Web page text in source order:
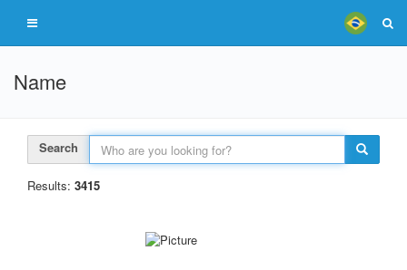
Name
Search
Results: 3415